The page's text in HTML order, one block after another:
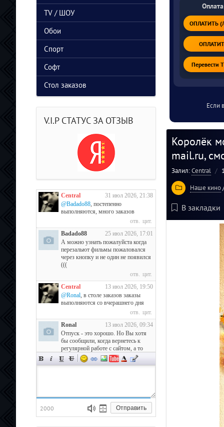
ОПЛАТИТЬ
Перевести
Если
Королёк
mail.ru,
Залил:Central
Наше кино
В закладки
TV / ШОУ
Обои
Спорт
Софт
Стол заказов
V.I.P СТАТУС ЗА ОТЗЫВ
Central
31 июл 2026, 21:38
@Badado88, постепенно
выполняются, много заказов
отв. цит.
Badado88
25 июл 2026, 17:01
А можно узнать пожалуйста когда
перезальют фильмы пожаловался
через кнопку и не один не появился
(((
отв. цит.
Central
13 июл 2026, 19:50
@Ronal, в столе заказов заказы
выполняются со вчерашнего дня
отв. цит.
Ronal
13 июл 2026, 09:34
Отпуск - это хорошо. Но Вы хотя
бы сообщили, когда вернетесь к
регулярной работе с сайтом, а то
прошла очередная неделя без
выполнения заказов в столе...
отв. цит.
Ronal
4 июл 2026, 09:39
Отправить
2000